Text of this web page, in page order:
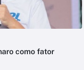
como fator